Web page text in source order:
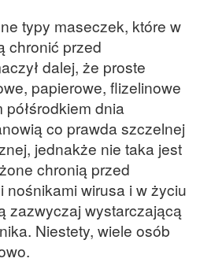
typy maseczek, które w
chronić przed
dalej, że proste
papierowe, flizelinowe
dnia
co prawda szczelnej
jednakże nie taka jest
chronią przed
nośnikami wirusa i w życiu
zazwyczaj wystarczającą
Niestety, wiele osób